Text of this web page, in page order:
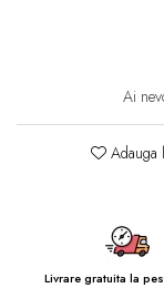
Ai
Adauga
Livrare gratuita la